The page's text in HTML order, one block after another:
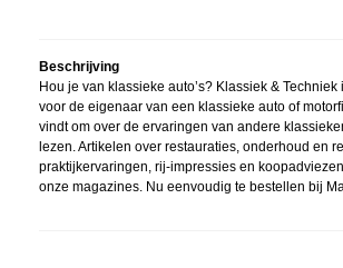
Beschrijving
Hou je van klassieke auto’s? Klassiek & Techniek
voor de eigenaar van een klassieke auto of
vindt om over de ervaringen van andere
lezen. Artikelen over restauraties, onderhoud en
praktijkervaringen, rij-impressies en
onze magazines. Nu eenvoudig te bestellen bij